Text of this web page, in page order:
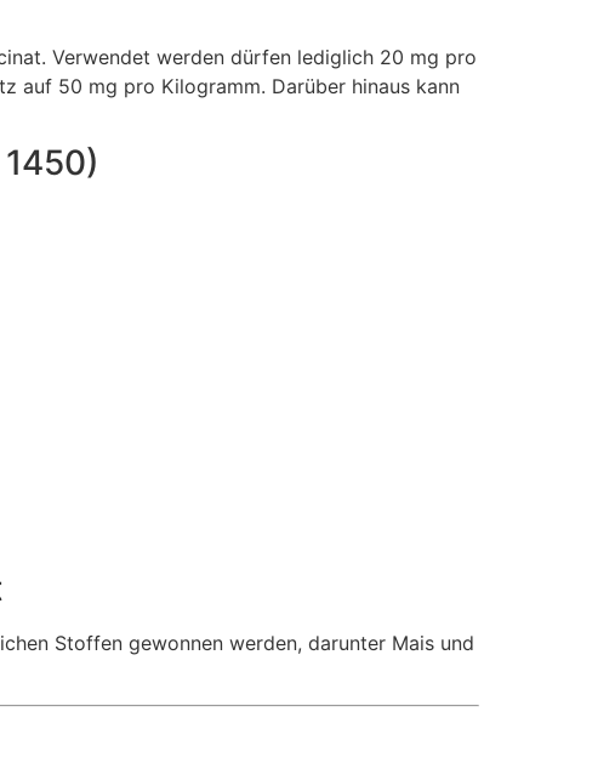
Verwendet werden dürfen lediglich 20 mg pro
auf 50 mg pro Kilogramm. Darüber hinaus kann
Stoffen gewonnen werden, darunter Mais und